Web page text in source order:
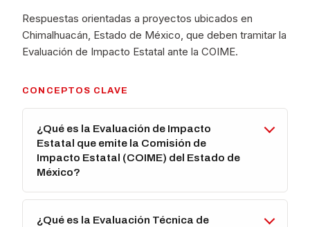
Respuestas orientadas a proyectos ubicados en
Chimalhuacán, Estado de México, que deben tramitar la
Evaluación de Impacto Estatal ante la COIME.
CONCEPTOS CLAVE
¿Qué es la Evaluación de Impacto
Estatal que emite la Comisión de
Impacto Estatal (COIME) del Estado de
México?
¿Qué es la Evaluación Técnica de